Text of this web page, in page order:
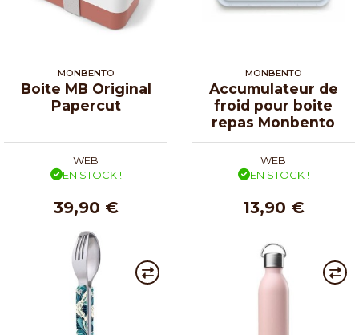
MONBENTO
Boite MB Original
Papercut
WEB
EN STOCK !
39,90 €
MONBENTO
Accumulateur de
froid pour boite
repas Monbento
WEB
EN STOCK !
13,90 €